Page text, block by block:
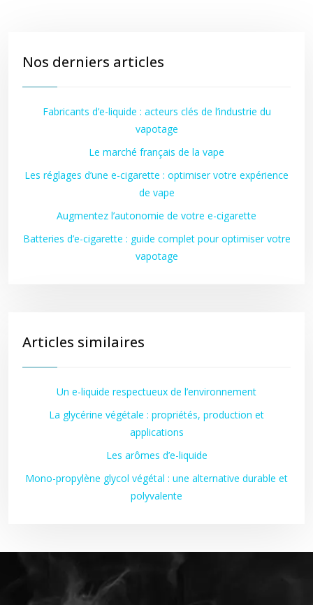
Nos derniers articles
Fabricants d’e-liquide : acteurs clés de l’industrie du
vapotage
Le marché français de la vape
Les réglages d’une e-cigarette : optimiser votre expérience
de vape
Augmentez l’autonomie de votre e-cigarette
Batteries d’e-cigarette : guide complet pour optimiser votre
vapotage
Articles similaires
Un e-liquide respectueux de l’environnement
La glycérine végétale : propriétés, production et
applications
Les arômes d’e-liquide
Mono-propylène glycol végétal : une alternative durable et
polyvalente